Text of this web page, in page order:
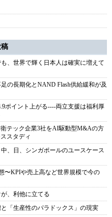
、世界で輝く日本人は確実に増えて
の長期化とNAND Flash供給緩和が及
ポイント上がる----両立支援は福利厚
テック企業3社をAI駆動型M&Aの方
スタディ
、日、シンガポールのユースケース
〜KPIや売上高など世界規模で今の
、利他に立てる
「生産性のパラドックス」の現実